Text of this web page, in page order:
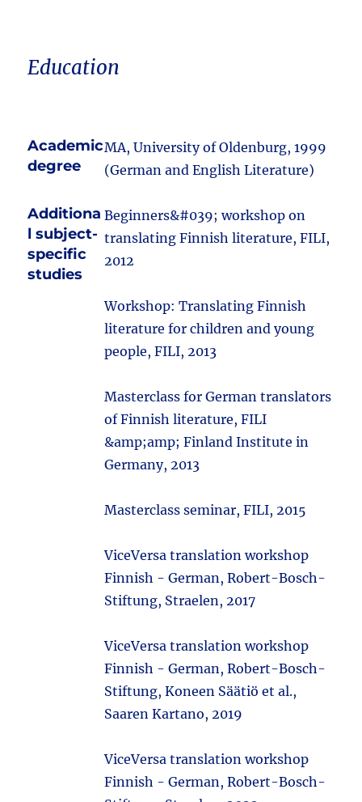
Education
Academic
degree
MA, University of Oldenburg, 1999
(German and English Literature)
Additiona
l subject-
specific
studies
Beginners&#039; workshop on
translating Finnish literature, FILI,
2012
Workshop: Translating Finnish
literature for children and young
people, FILI, 2013
Masterclass for German translators
of Finnish literature, FILI
&amp;amp; Finland Institute in
Germany, 2013
Masterclass seminar, FILI, 2015
ViceVersa translation workshop
Finnish - German, Robert-Bosch-
Stiftung, Straelen, 2017
ViceVersa translation workshop
Finnish - German, Robert-Bosch-
Stiftung, Koneen Säätiö et al.,
Saaren Kartano, 2019
ViceVersa translation workshop
Finnish - German, Robert-Bosch-